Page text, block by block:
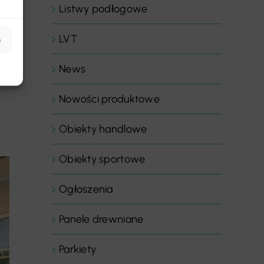
Listwy podłogowe
LVT
News
Nowości produktowe
Obiekty handlowe
Obiekty sportowe
Ogłoszenia
Panele drewniane
Parkiety